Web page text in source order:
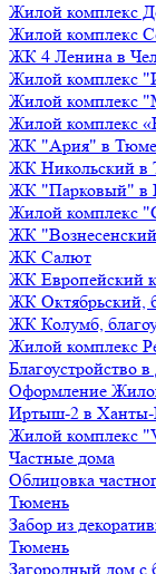
Жилой комплекс
Жилой комплекс
ЖК 4 Ленина в
Жилой комплекс
Жилой комплекс
Жилой комплекс
ЖК "Ария" в
ЖК Никольский в
ЖК "Парковый" в
Жилой комплекс
ЖК
ЖК Салют
ЖК Европейский
ЖК Октябрьский,
ЖК Колумб,
Жилой комплекс
Благоустройство
Оформление
Иртыш-2 в Ханты-
Жилой комплекс
Частные дома
Облицовка
Тюмень
Забор из
Тюмень
Загородный дом с